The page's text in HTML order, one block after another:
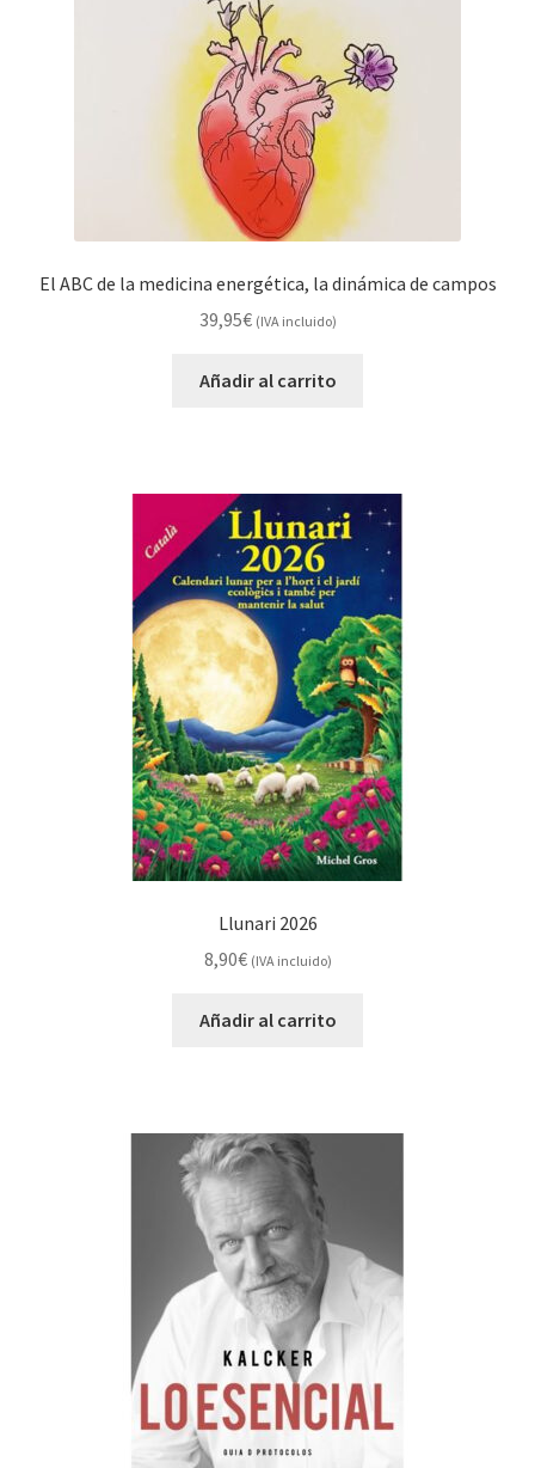
El ABC de la medicina energética, la dinámica de campos
39,95€ (IVA incluido)
Añadir al carrito
Llunari 2026
8,90€ (IVA incluido)
Añadir al carrito